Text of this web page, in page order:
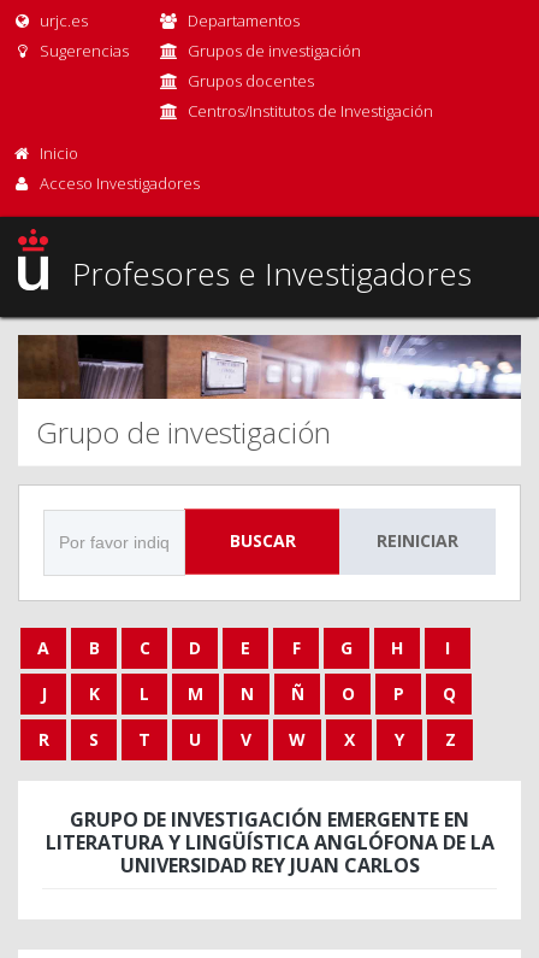
urjc.es
Sugerencias
Departamentos
Grupos de investigación
Grupos docentes
Centros/Institutos de Investigación
Inicio
Acceso Investigadores
Profesores e Investigadores
Grupo de investigación
BUSCAR REINICIAR
A B C D E F G H
I
J
K L M N Ñ O P
Q
R
S T U V W X Y Z
GRUPO DE INVESTIGACIÓN EMERGENTE EN
LITERATURA Y LINGÜÍSTICA ANGLÓFONA DE LA
UNIVERSIDAD REY JUAN CARLOS